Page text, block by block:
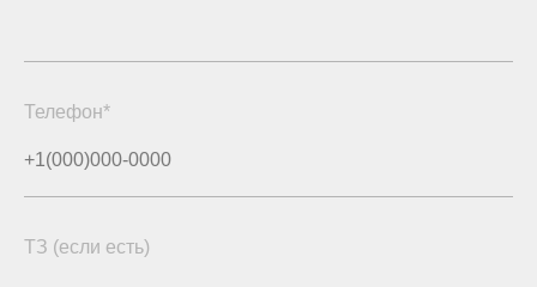
Телефон*
ТЗ (если есть)